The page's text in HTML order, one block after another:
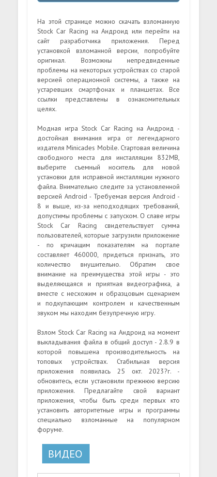
На этой странице можно скачать взломанную
Stock Car Racing на Андроид или перейти на
сайт разработчика приложения. Перед
установкой взломанной версии, попробуйте
оригинал. Возможны непредвиденные
проблемы на некоторых устройствах со старой
версией операционной системы, а также на
устаревших смартфонах и планшетах. Все
ссылки представлены в ознакомительных
целях.
Модная игра Stock Car Racing на Андроид -
достойная внимания игра от легендарного
издателя Minicades Mobile. Стартовая величина
свободного места для инсталляции 832MB,
выберите съемный носитель для новой
установки для исправной инсталляции нужного
файла. Внимательно следите за установленной
версией Android - Требуемая версия Android -
8 и выше, из-за неподходящих требований,
допустимы проблемы с запуском. О славе игры
Stock Car Racing свидетельствует сумма
пользователей, которые загрузили приложение
- по кричащим показателям на портале
составляет 460000, придеться признать, это
количество внушительно. Обратим свое
внимание на преимущества этой игры - это
выделяющаяся и приятная видеографика, а
вместе с несхожим и образцовым сценарием
и подкупающим контролем и качественным
звуком мы находим безупречную игру.
Взлом Stock Car Racing на Андроид на момент
выкладывания файла в общий доступ - 2.8.9 в
которой повышена производительность на
топовых устройствах. Стабильная версия
приложения появилась 25 окт. 2023?г. -
обновитесь, если установили прежнюю версию
приложения. Предлагайте свой вариант
приложения, чтобы быть среди первых кто
установить авторитетные игры и программы
специально взломанные на популярном
форуме.
ВИДЕО